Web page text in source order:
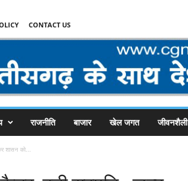
CONTACT US
राजनीति बाजार खेल जगत जीवनशैली
शासन को...